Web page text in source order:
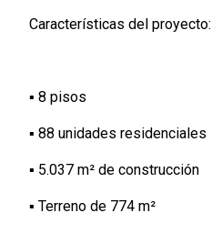
Características del proyecto:
▪️ 8 pisos
▪️ 88 unidades residenciales
▪️ 5.037 m² de construcción
▪️ Terreno de 774 m²